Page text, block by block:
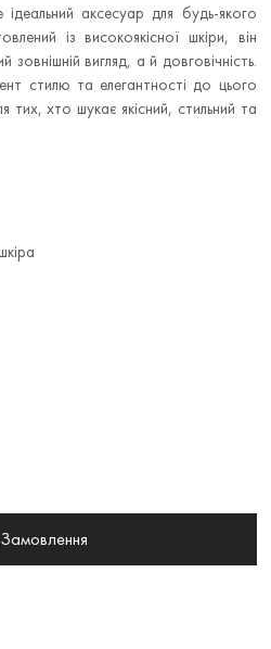
аксесуар для будь-якого
із високоякісної шкіри, він
зовнішній вигляд, а й довговічність.
стилю та елегантності до цього
тих, хто шукає якісний, стильний та